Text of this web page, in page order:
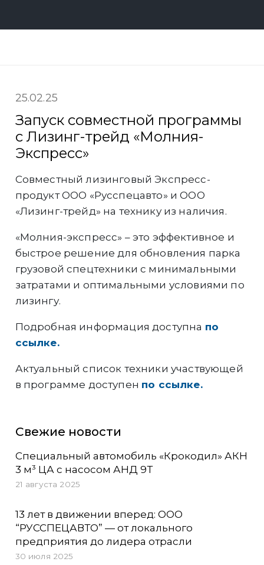
25.02.25
Запуск совместной программы
с Лизинг-трейд «Молния-
Экспресс»
Совместный лизинговый Экспресс-
продукт ООО «Русспецавто» и ООО
«Лизинг-трейд» на технику из наличия.
«Молния-экспресс» – это эффективное и
быстрое решение для обновления парка
грузовой спецтехники с минимальными
затратами и оптимальными условиями по
лизингу.
Подробная информация доступна по
ссылке.
Актуальный список техники участвующей
в программе доступен по ссылке.
Свежие новости
Специальный автомобиль «Крокодил» АКН
3 м³ ЦА с насосом АНД 9Т
21 августа 2025
13 лет в движении вперед: ООО
“РУССПЕЦАВТО” — от локального
предприятия до лидера отрасли
30 июля 2025